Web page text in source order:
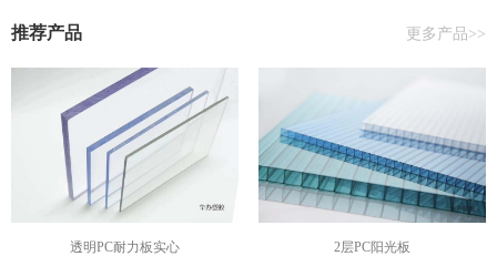
推荐产品 更多产品>>
透明PC耐力板实心 2层PC阳光板